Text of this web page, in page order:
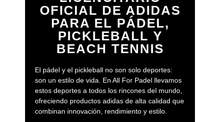
OFICIAL DE ADIDAS
PARA EL PÁDEL,
PICKLEBALL Y
BEACH TENNIS
El pádel y el pickleball no son solo deportes:
son un estilo de vida. En All For Padel llevamos
estos deportes a todos los rincones del mundo,
ofreciendo productos adidas de alta calidad que
combinan innovación, rendimiento y estilo.